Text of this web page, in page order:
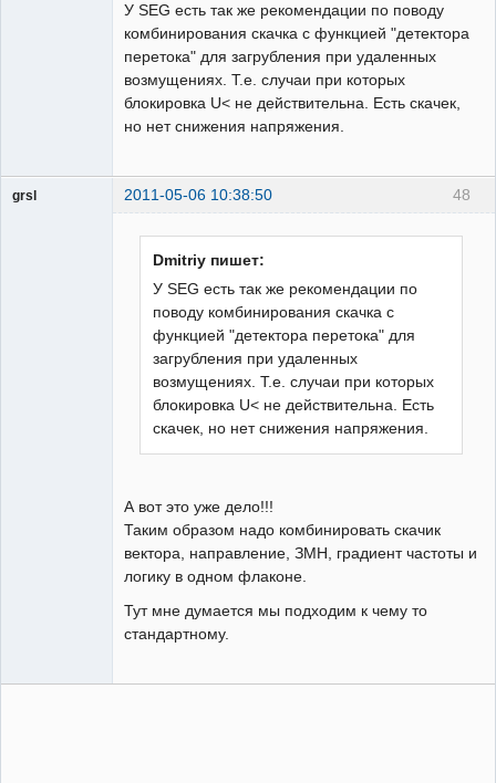
У SEG есть так же рекомендации по поводу
комбинирования скачка с функцией "детектора
перетока" для загрубления при удаленных
возмущениях. Т.е. случаи при которых
блокировка U< не действительна. Есть скачек,
но нет снижения напряжения.
48
grsl 2011-05-06 10:38:50
Dmitriy пишет:
У SEG есть так же рекомендации по
поводу комбинирования скачка с
функцией "детектора перетока" для
загрубления при удаленных
возмущениях. Т.е. случаи при которых
блокировка U< не действительна. Есть
скачек, но нет снижения напряжения.
А вот это уже дело!!!
Таким образом надо комбинировать скачик
вектора, направление, ЗМН, градиент частоты и
логику в одном флаконе.
Тут мне думается мы подходим к чему то
стандартному.